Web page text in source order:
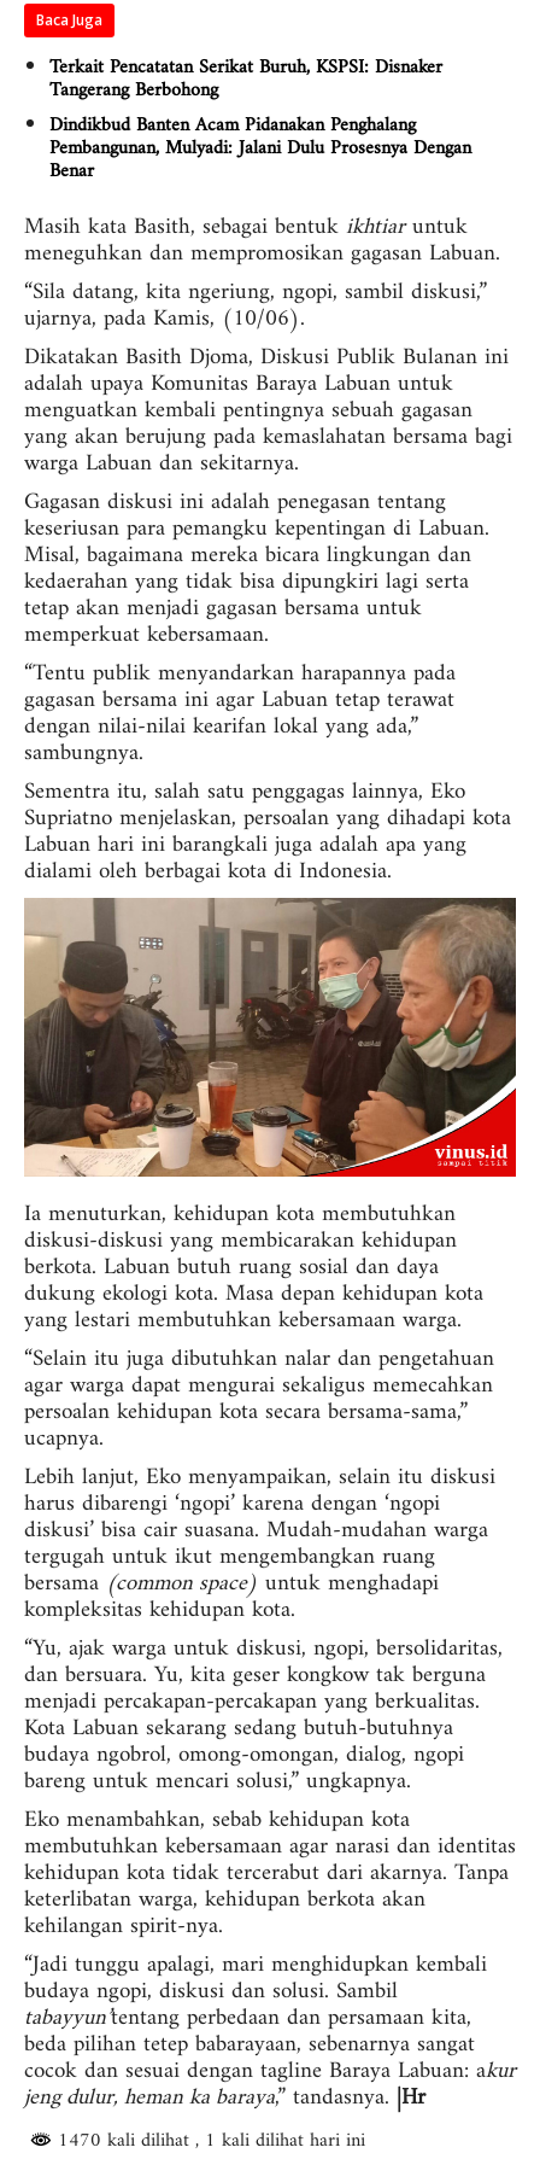
Baca Juga
Terkait Pencatatan Serikat Buruh, KSPSI: Disnaker
Tangerang Berbohong
Dindikbud Banten Acam Pidanakan Penghalang
Pembangunan, Mulyadi: Jalani Dulu Prosesnya Dengan
Benar
Masih kata Basith, sebagai bentukikhtiaruntuk
meneguhkan dan mempromosikan gagasan Labuan.
“Sila datang, kita ngeriung, ngopi, sambil diskusi,”
ujarnya, pada Kamis, (10/06).
Dikatakan Basith Djoma, Diskusi Publik Bulanan ini
adalah upaya Komunitas Baraya Labuan untuk
menguatkan kembali pentingnya sebuah gagasan
yang akan berujung pada kemaslahatan bersama bagi
warga Labuan dan sekitarnya.
Gagasan diskusi ini adalah penegasan tentang
keseriusan para pemangku kepentingan di Labuan.
Misal, bagaimana mereka bicara lingkungan dan
kedaerahan yang tidak bisa dipungkiri lagi serta
tetap akan menjadi gagasan bersama untuk
memperkuat kebersamaan.
“Tentu publik menyandarkan harapannya pada
gagasan bersama ini agar Labuan tetap terawat
dengan nilai-nilai kearifan lokal yang ada,”
sambungnya.
Sementra itu, salah satu penggagas lainnya, Eko
Supriatno menjelaskan, persoalan yang dihadapi kota
Labuan hari ini barangkali juga adalah apa yang
dialami oleh berbagai kota di Indonesia.
Ia menuturkan, kehidupan kota membutuhkan
diskusi-diskusi yang membicarakan kehidupan
berkota. Labuan butuh ruang sosial dan daya
dukung ekologi kota. Masa depan kehidupan kota
yang lestari membutuhkan kebersamaan warga.
“Selain itu juga dibutuhkan nalar dan pengetahuan
agar warga dapat mengurai sekaligus memecahkan
persoalan kehidupan kota secara bersama-sama,”
ucapnya.
Lebih lanjut, Eko menyampaikan, selain itu diskusi
harus dibarengi ‘ngopi’ karena dengan ‘ngopi
diskusi’ bisa cair suasana. Mudah-mudahan warga
tergugah untuk ikut mengembangkan ruang
bersama (common space) untuk menghadapi
kompleksitas kehidupan kota.
“Yu, ajak warga untuk diskusi, ngopi, bersolidaritas,
dan bersuara. Yu, kita geser kongkow tak berguna
menjadi percakapan-percakapan yang berkualitas.
Kota Labuan sekarang sedang butuh-butuhnya
budaya ngobrol, omong-omongan, dialog, ngopi
bareng untuk mencari solusi,” ungkapnya.
Eko menambahkan, sebab kehidupan kota
membutuhkan kebersamaan agar narasi dan identitas
kehidupan kota tidak tercerabut dari akarnya. Tanpa
keterlibatan warga, kehidupan berkota akan
kehilangan spirit-nya.
“Jadi tunggu apalagi, mari menghidupkan kembali
budaya ngopi, diskusi dan solusi. Sambil
tabayyun’tentang perbedaan dan persamaan kita,
beda pilihan tetep babarayaan, sebenarnya sangat
cocok dan sesuai dengan tagline Baraya Labuan: akur
jeng dulur, heman ka baraya,” tandasnya. |Hr
1470 kali dilihat, 1 kali dilihat hari ini